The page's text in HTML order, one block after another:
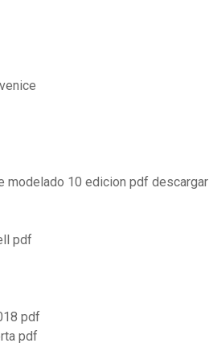
modelado 10 edicion pdf descargar
pdf
pdf
pdf